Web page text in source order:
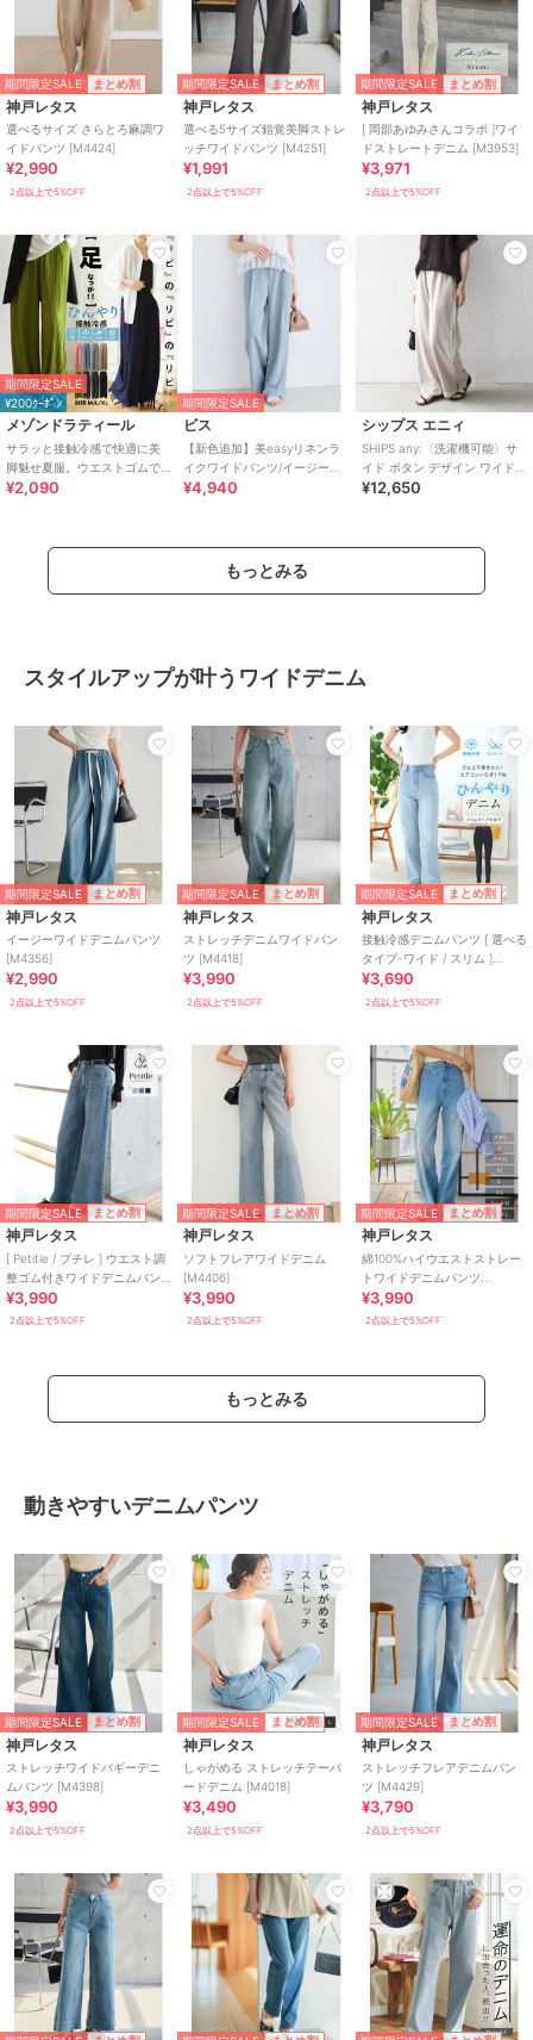
期間限定SALE まとめ割
神戸レタス
選べるサイズ さらとろ麻調ワ
イドパンツ [M4424]
¥2,990
2点以上で5%OFF
期間限定SALE まとめ割
神戸レタス
選べる5サイズ錯覚美脚ストレ
ッチワイドパンツ [M4251]
¥1,991
2点以上で5%OFF
期間限定SALE まとめ割
神戸レタス
[ 岡部あゆみさんコラボ ]ワイ
ドストレートデニム [M3953]
¥3,971
2点以上で5%OFF
期間限定SALE
¥200ｸｰﾎﾟﾝ
メゾンドラティール
サラッと接触冷感で快適に美
脚魅せ夏服。ウエストゴムで
ラフに履けるのに上品プリー
¥2,090
期間限定SALE
ビス
【新色追加】美easyリネンラ
イクワイドパンツ/イージーケ
ア・接触冷感・セットアップ
¥4,940
シップス エニィ
SHIPS any:〈洗濯機可能〉サ
イド ボタン デザイン ワイド
イージー パンツ
¥12,650
もっとみる
スタイルアップが叶うワイドデニム
期間限定SALE まとめ割
神戸レタス
イージーワイドデニムパンツ
[M4356]
¥2,990
2点以上で5%OFF
期間限定SALE まとめ割
神戸レタス
ストレッチデニムワイドパン
ツ [M4418]
¥3,990
2点以上で5%OFF
期間限定SALE まとめ割
神戸レタス
接触冷感デニムパンツ [ 選べる
タイプ-ワイド / スリム ]
[M3926]｜
¥3,690
2点以上で5%OFF
期間限定SALE まとめ割
神戸レタス
[ Petitle / プチレ ] ウエスト調
整ゴム付きワイドデニムパン
ツ [M4239]
¥3,990
2点以上で5%OFF
期間限定SALE まとめ割
神戸レタス
ソフトフレアワイドデニム
[M4406]
¥3,990
2点以上で5%OFF
期間限定SALE まとめ割
神戸レタス
綿100%ハイウエストストレー
トワイドデニムパンツ
[M4060]
¥3,990
2点以上で5%OFF
もっとみる
動きやすいデニムパンツ
期間限定SALE まとめ割
神戸レタス
ストレッチワイドバギーデニ
ムパンツ [M4398]
¥3,990
2点以上で5%OFF
期間限定SALE まとめ割
神戸レタス
しゃがめる ストレッチテーパ
ードデニム [M4018]
¥3,490
2点以上で5%OFF
期間限定SALE まとめ割
神戸レタス
ストレッチフレアデニムパン
ツ [M4429]
¥3,790
2点以上で5%OFF